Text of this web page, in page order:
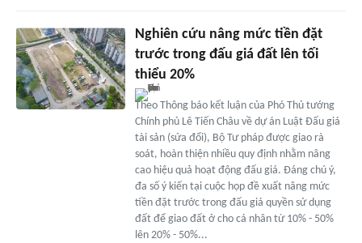
Nghiên cứu nâng mức tiền đặt
trước trong đấu giá đất lên tối
thiểu 20%
Theo Thông báo kết luận của Phó Thủ tướng
Chính phủ Lê Tiến Châu về dự án Luật Đấu giá
tài sản (sửa đổi), Bộ Tư pháp được giao rà
soát, hoàn thiện nhiều quy định nhằm nâng
cao hiệu quả hoạt động đấu giá. Đáng chú ý,
đa số ý kiến tại cuộc họp đề xuất nâng mức
tiền đặt trước trong đấu giá quyền sử dụng
đất để giao đất ở cho cá nhân từ 10% - 50%
lên 20% - 50%...